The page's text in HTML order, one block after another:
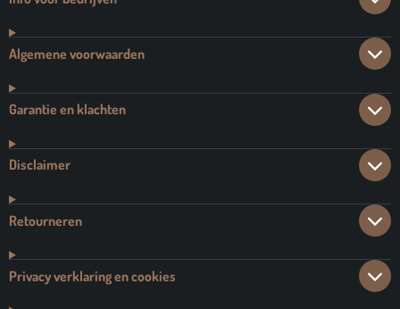
Algemene voorwaarden
Garantie en klachten
Disclaimer
Retourneren
Privacy verklaring en cookies